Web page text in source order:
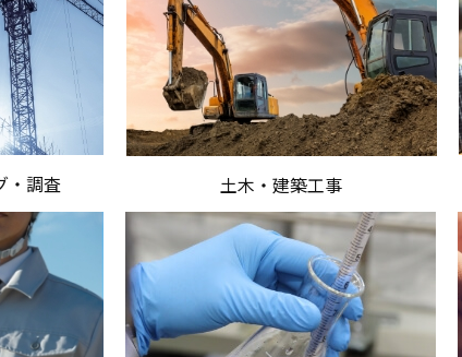
・調査 土木・建築工事